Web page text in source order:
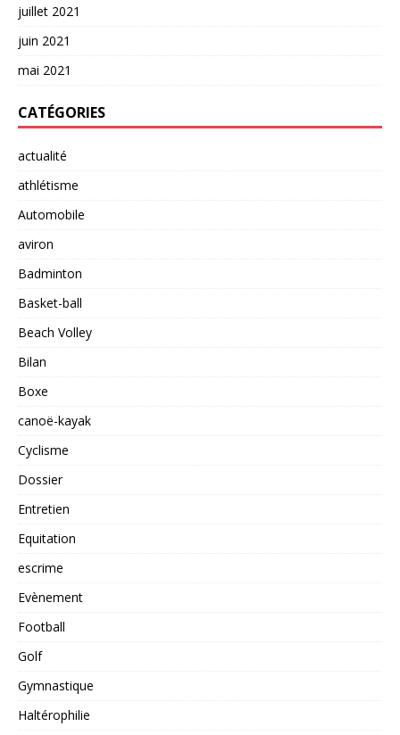
juillet 2021
juin 2021
mai 2021
CATÉGORIES
actualité
athlétisme
Automobile
aviron
Badminton
Basket-ball
Beach Volley
Bilan
Boxe
canoë-kayak
Cyclisme
Dossier
Entretien
Equitation
escrime
Evènement
Football
Golf
Gymnastique
Haltérophilie